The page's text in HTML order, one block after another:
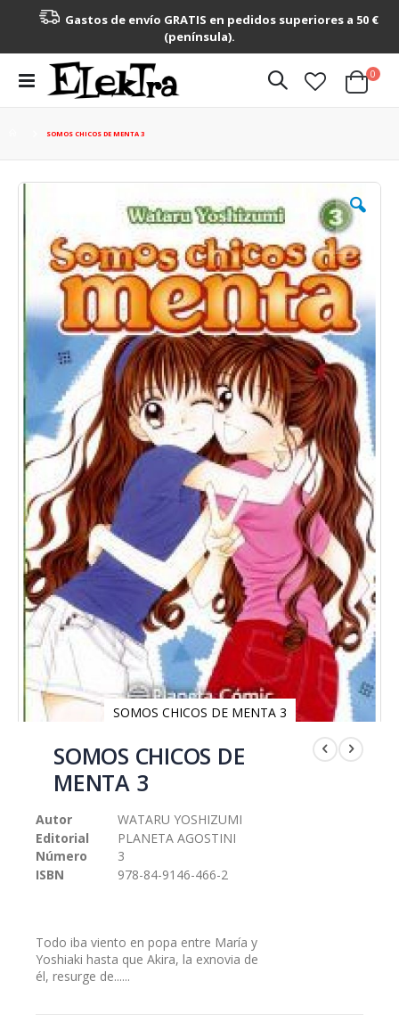
Gastos de envío GRATIS en pedidos superiores a 50 €
(península).
Toggle
Nav
Cart
0
SOMOS CHICOS DE MENTA 3
Saltar
de
galería
imágenes
SOMOS CHICOS DE MENTA 3
comienzo
galería
imágenes
SOMOS CHICOS DE
MENTA 3
Autor
WATARU YOSHIZUMI
Editorial
PLANETA AGOSTINI
Número
3
ISBN
978-84-9146-466-2
Todo iba viento en popa entre María y
Yoshiaki hasta que Akira, la exnovia de
él, resurge de......